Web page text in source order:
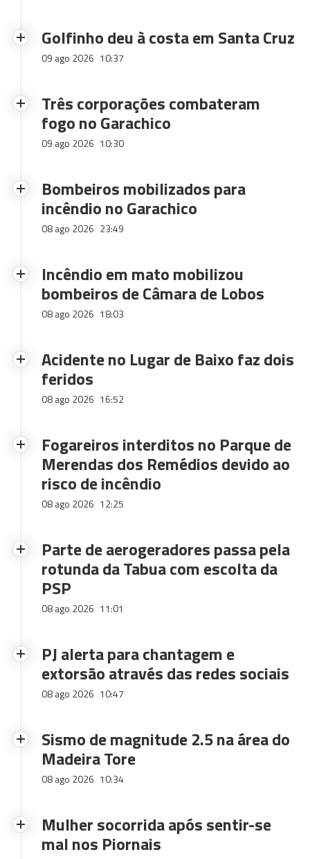
Golfinho deu à costa em Santa Cruz
09 ago 2026 10:37
Três corporações combateram
fogo no Garachico
09 ago 2026 10:30
Bombeiros mobilizados para
incêndio no Garachico
08 ago 2026 23:49
Incêndio em mato mobilizou
bombeiros de Câmara de Lobos
08 ago 2026 18:03
Acidente no Lugar de Baixo faz dois
feridos
08 ago 2026 16:52
Fogareiros interditos no Parque de
Merendas dos Remédios devido ao
risco de incêndio
08 ago 2026 12:25
Parte de aerogeradores passa pela
rotunda da Tabua com escolta da
PSP
08 ago 2026 11:01
PJ alerta para chantagem e
extorsão através das redes sociais
08 ago 2026 10:47
Sismo de magnitude 2.5 na área do
Madeira Tore
08 ago 2026 10:34
Mulher socorrida após sentir-se
mal nos Piornais